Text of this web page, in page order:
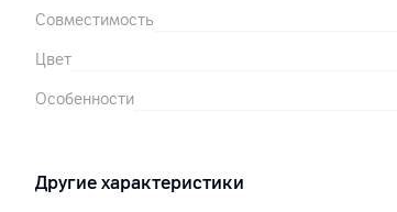
Совместимость
Цвет
Особенности
Другие характеристики